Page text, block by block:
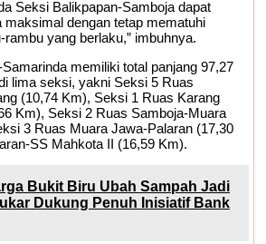
Seksi Balikpapan-Samboja dapat
dengan tetap mematuhi
yang berlaku,” imbuhnya.
memiliki total panjang 97,27
lima seksi, yakni Seksi 5 Ruas
(10,74 Km), Seksi 1 Ruas Karang
Km), Seksi 2 Ruas Samboja-Muara
3 Ruas Muara Jawa-Palaran (17,30
SS Mahkota II (16,59 Km).
Bukit Biru Ubah Sampah Jadi
Dukung Penuh Inisiatif Bank